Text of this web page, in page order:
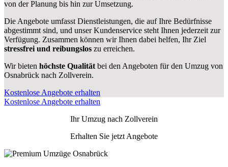
von der Planung bis hin zur Umsetzung.
Die Angebote umfasst Dienstleistungen, die auf Ihre Bedürfnisse
abgestimmt sind, und unser Kundenservice steht Ihnen jederzeit zur
Verfügung. Zusammen können wir Ihnen dabei helfen, Ihr Ziel
stressfrei und reibungslos zu erreichen.
Wir bieten höchste Qualität bei den Angeboten für den Umzug von
Osnabrück nach Zollverein.
Kostenlose Angebote erhalten
Kostenlose Angebote erhalten
Ihr Umzug nach Zollverein
Erhalten Sie jetzt Angebote